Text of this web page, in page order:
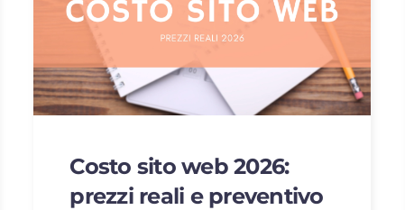
Costo sito web 2026:
prezzi reali e preventivo